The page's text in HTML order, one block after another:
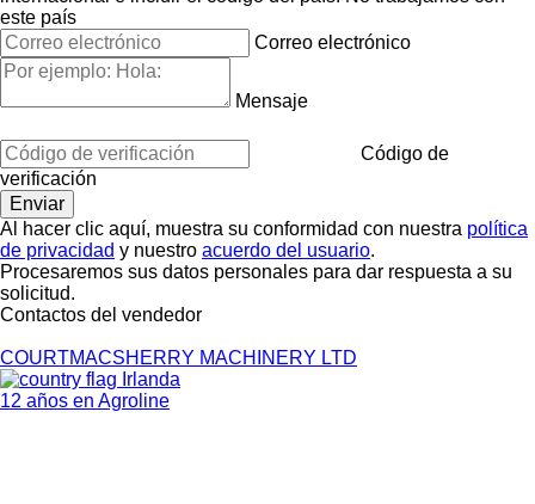
este país
Correo electrónico
Mensaje
Código de
verificación
Al hacer clic aquí, muestra su conformidad con nuestra política
de privacidad y nuestro acuerdo del usuario.
Procesaremos sus datos personales para dar respuesta a su
solicitud.
Contactos del vendedor
COURTMACSHERRY MACHINERY LTD
Irlanda
12 años en Agroline